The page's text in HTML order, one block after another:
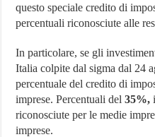
questo speciale credito di
percentuali riconosciute alle
In particolare, se gli
Italia colpite dal sigma dal 24
percentuale del credito di
imprese. Percentuali del35%,
riconosciute per le medie
imprese.